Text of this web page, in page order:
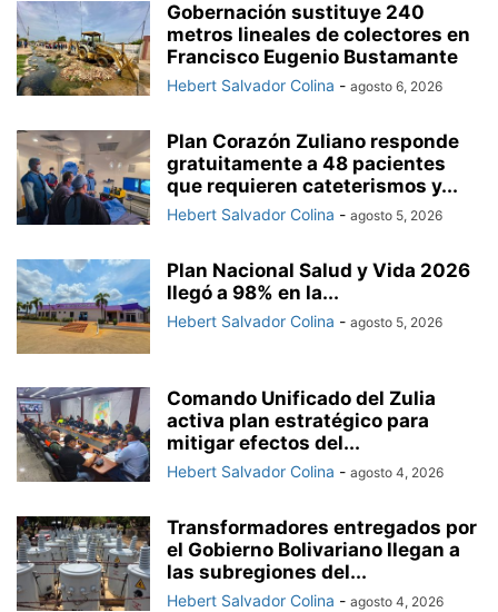
Gobernación sustituye 240
metros lineales de colectores en
Francisco Eugenio Bustamante
Hebert Salvador Colina - agosto 6, 2026
Plan Corazón Zuliano responde
gratuitamente a 48 pacientes
que requieren cateterismos y...
Hebert Salvador Colina - agosto 5, 2026
Plan Nacional Salud y Vida 2026
llegó a 98% en la...
Hebert Salvador Colina - agosto 5, 2026
Comando Unificado del Zulia
activa plan estratégico para
mitigar efectos del...
Hebert Salvador Colina - agosto 4, 2026
Transformadores entregados por
el Gobierno Bolivariano llegan a
las subregiones del...
Hebert Salvador Colina - agosto 4, 2026